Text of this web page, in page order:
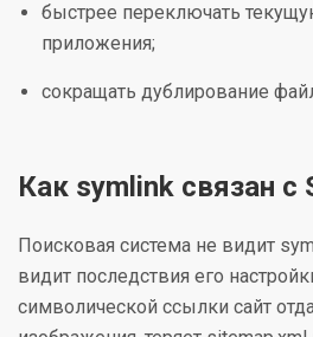
быстрее переключать
приложения;
сокращать дублирование
Как symlink связан с
Поисковая система не видит
видит последствия его
символической ссылки сайт